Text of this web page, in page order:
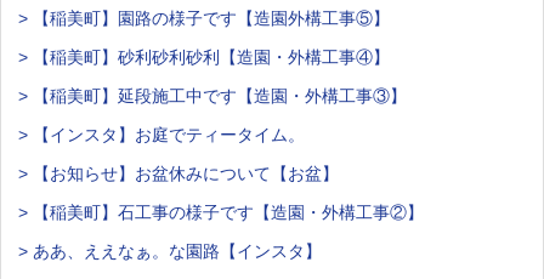
> 【稲美町】園路の様子です【造園外構工事⑤】
> 【稲美町】砂利砂利砂利【造園・外構工事④】
> 【稲美町】延段施工中です【造園・外構工事③】
> 【インスタ】お庭でティータイム。
> 【お知らせ】お盆休みについて【お盆】
> 【稲美町】石工事の様子です【造園・外構工事②】
> ああ、ええなぁ。な園路【インスタ】